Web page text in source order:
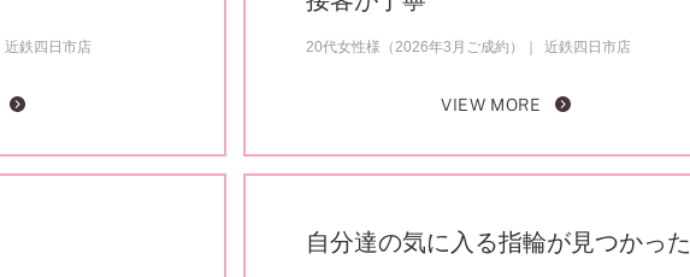
近鉄四日市店 20代女性様（2026年3月ご成約） 近鉄四日市店
VIEW MORE
自分達の気に入る指輪が見つかった